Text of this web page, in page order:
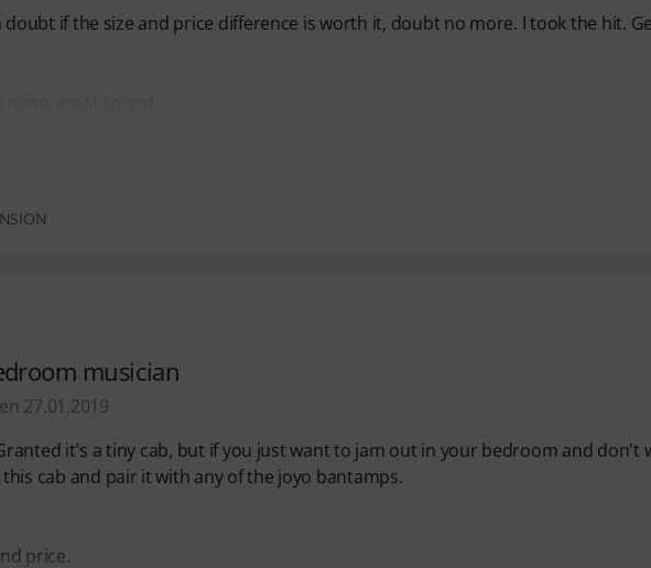
if the size and price difference is worth it, doubt no more. I took the hit.
musician
27.01.2019
it's a tiny cab, but if you just want to jam out in your bedroom and don't
cab and pair it with any of the joyo bantamps.
price.